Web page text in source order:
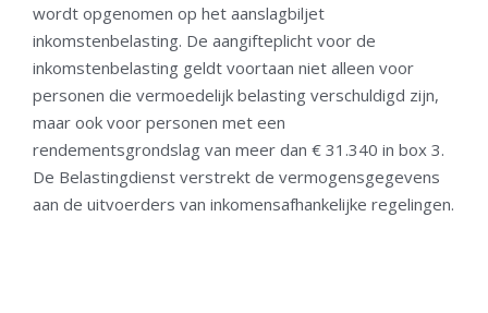
wordt opgenomen op het aanslagbiljet
inkomstenbelasting. De aangifteplicht voor de
inkomstenbelasting geldt voortaan niet alleen voor
personen die vermoedelijk belasting verschuldigd zijn,
maar ook voor personen met een
rendementsgrondslag van meer dan € 31.340 in box 3.
De Belastingdienst verstrekt de vermogensgegevens
aan de uitvoerders van inkomensafhankelijke regelingen.